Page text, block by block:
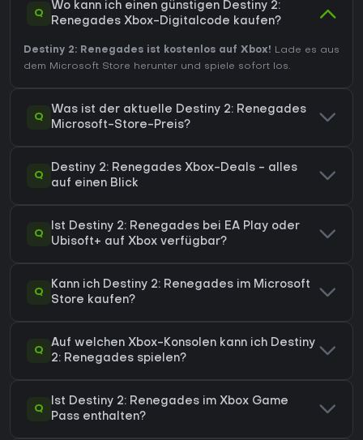
Q
Wo kann ich einen günstigen Destiny 2:
Renegades Xbox-Digitalcode kaufen?
Destiny 2: Renegades ist kostenlos auf Xbox! Lade es aus
dem Microsoft Store herunter und spiele sofort los.
Q
Was ist der aktuelle Destiny 2: Renegades
Microsoft-Store-Preis?
Q
Destiny 2: Renegades Xbox-Deals - alles
auf einen Blick
Q
Ist Destiny 2: Renegades bei EA Play oder
Ubisoft+ auf Xbox verfügbar?
Q
Kann ich Destiny 2: Renegades im Microsoft
Store kaufen?
Q
Auf welchen Xbox-Konsolen kann ich Destiny
2: Renegades spielen?
Q
Ist Destiny 2: Renegades im Xbox Game
Pass enthalten?